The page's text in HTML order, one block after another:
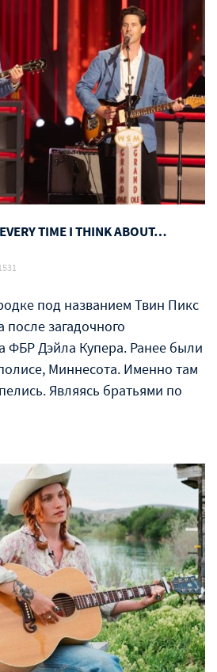
TIME I THINK ABOUT…
под названием Твин Пикс
после загадочного
ФБР Дэйла Купера. Ранее были
Миннесота. Именно там
Являясь братьями по